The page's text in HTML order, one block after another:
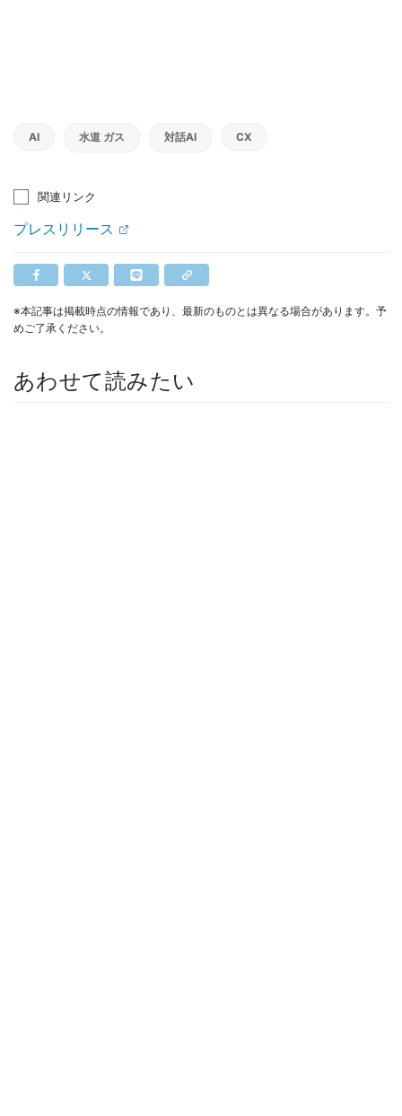
AI 水道 ガス 対話AI CX
関連リンク
プレスリリース
※本記事は掲載時点の情報であり、最新のものとは異なる場合があります。予
めご了承ください。
あわせて読みたい